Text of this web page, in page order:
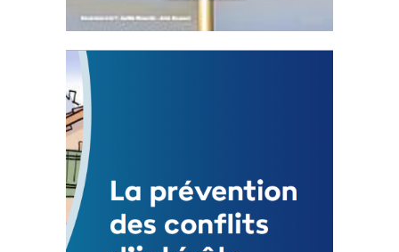
Statut de l’élu local
3 avril 2024
Mise à jour avril 2024
FEUILLETER